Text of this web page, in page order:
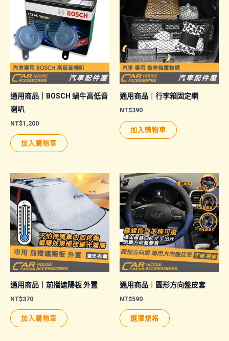
通用商品｜BOSCH 蝸牛高低音
喇叭
NT$1,200
加入購物車
通用商品｜行李箱固定網
NT$390
加入購物車
通用商品｜前擋遮陽板 外置
NT$370
加入購物車
通用商品｜圓形方向盤皮套
NT$590
選擇規格